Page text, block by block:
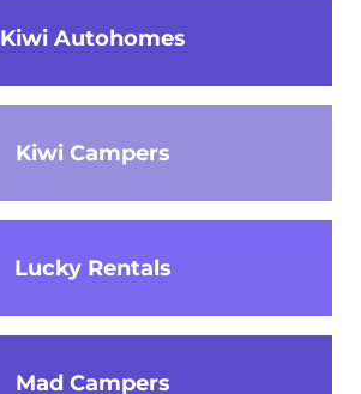
Kiwi Autohomes
Kiwi Campers
Lucky Rentals
Mad Campers